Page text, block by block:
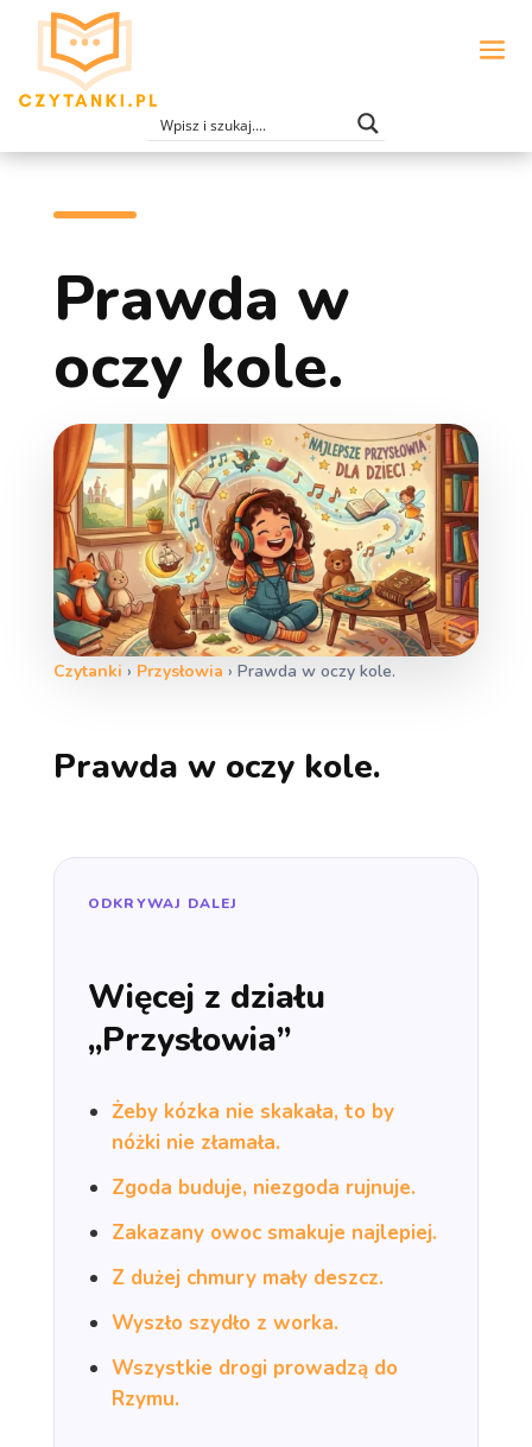
Prawda w
oczy kole.
Czytanki › Przysłowia › Prawda w oczy kole.
Prawda w oczy kole.
ODKRYWAJ DALEJ
Więcej z działu
„Przysłowia”
Żeby kózka nie skakała, to by
nóżki nie złamała.
Zgoda buduje, niezgoda rujnuje.
Zakazany owoc smakuje najlepiej.
Z dużej chmury mały deszcz.
Wyszło szydło z worka.
Wszystkie drogi prowadzą do
Rzymu.